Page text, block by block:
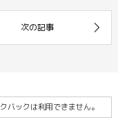
バックは利用できません。